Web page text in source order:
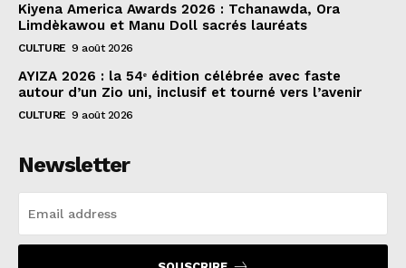
Kiyena America Awards 2026 : Tchanawda, Ora
Limdèkawou et Manu Doll sacrés lauréats
CULTURE 9 août 2026
AYIZA 2026 : la 54ᵉ édition célébrée avec faste
autour d’un Zio uni, inclusif et tourné vers l’avenir
CULTURE 9 août 2026
Newsletter